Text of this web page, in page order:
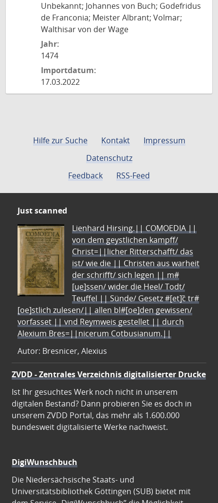
Unbekannt; Johannes von Buch; Godefridus
de Franconia; Meister Albrant; Volmar;
Walthisar von der Wage
Jahr:
1474
Importdatum:
17.03.2022
Hilfe zur Suche Kontakt
Impressum
Datenschutz
Feedback
RSS-Feed
Just scanned
Lienhard Hirsing.|| COMOEDIA ||
von dem geystlichen kampff/
Christ=||licher Ritterschafft/ das
ist/ wie die || Christen aus warheit
der schrifft/ sich legen || m#
[ue]ssen/ wider die Heel/ Todt/
Teuffel || Sünde/ Gesetz #[et]c̃ tr#
[oe]stlich zulesen/|| allen bl#[oe]den gewissen/
vorfasset || vnd Reymweis gestellet || durch
Alexium Bres=||nicerum Cotbusianum.||
Autor: Bresnicer, Alexius
ZVDD - Zentrales Verzeichnis digitalisierter Drucke
Ist Ihr gesuchtes Werk noch nicht in unserem
digitalen Bestand? Dann probieren Sie es doch in
unserem ZVDD Portal, das mehr als 1.600.000
bundesweit digitalisierte Werke nachweist.
DigiWunschbuch
Die Niedersächsische Staats- und
Universitätsbibliothek Göttingen (SUB) bietet mit